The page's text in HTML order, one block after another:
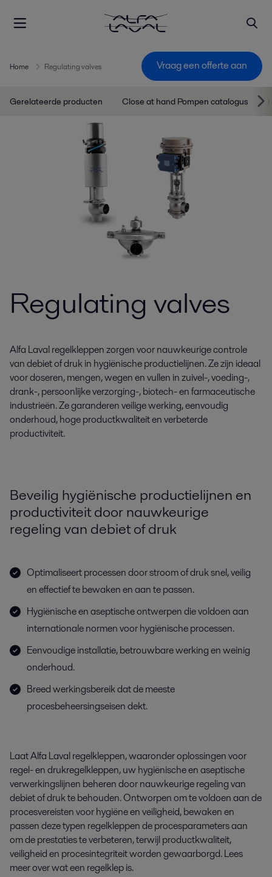
Home Regulating valves Vraag een offerte aan
Gerelateerde producten Close at hand Pompen catalogus
Regulating valves
Alfa Laval regelkleppen zorgen voor nauwkeurige controle
van debiet of druk in hygiënische productielijnen. Ze zijn ideaal
voor doseren, mengen, wegen en vullen in zuivel-, voeding-,
drank-, persoonlijke verzorging-, biotech- en farmaceutische
industrieën. Ze garanderen veilige werking, eenvoudig
onderhoud, hoge productkwaliteit en verbeterde
productiviteit.
Beveilig hygiënische productielijnen en
productiviteit door nauwkeurige
regeling van debiet of druk
Optimaliseert processen door stroom of druk snel, veilig
en effectief te bewaken en aan te passen.
Hygiënische en aseptische ontwerpen die voldoen aan
internationale normen voor hygiënische processen.
Eenvoudige installatie, betrouwbare werking en weinig
onderhoud.
Breed werkingsbereik dat de meeste
procesbeheersingseisen dekt.
Laat Alfa Laval regelkleppen, waaronder oplossingen voor
regel- en drukregelkleppen, uw hygiënische en aseptische
verwerkingslijnen beheren door nauwkeurige regeling van
debiet of druk te behouden. Ontworpen om te voldoen aan de
procesvereisten voor hygiëne en veiligheid, bewaken en
passen deze typen regelkleppen de procesparameters aan
om de prestaties te verbeteren, terwijl productkwaliteit,
veiligheid en procesintegriteit worden gewaarborgd. Lees
meer over wat een regelklep is.